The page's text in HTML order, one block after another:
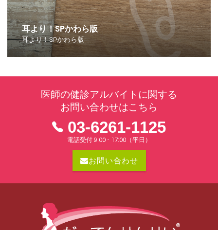
耳より！SPかわら版
耳より！SPかわら版
医師の健診アルバイトに関する
お問い合わせはこちら
03-6261-1125
電話受付 9:00 - 17:00（平日）
お問い合わせ